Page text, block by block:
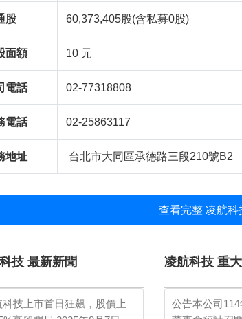
股 60,373,405股(含私募0股)
面額 10 元
電話 02-77318808
電話 02-25863117
地址 台北市大同區承德路三段210號B2
查看完整 凌航
技 最新新聞
科技上市首日狂飆，股價上
凌航科技 重
公告本公司